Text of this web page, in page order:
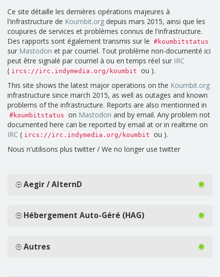
Ce site détaille les dernières opérations majeures à
l'infrastructure de Koumbit.org depuis mars 2015, ainsi que les
coupures de services et problèmes connus de l'infrastructure.
Des rapports sont également transmis sur le #koumbitstatus
sur Mastodon et par courriel. Tout problème non-documenté ici
peut être signalé par courriel à ou en temps réel sur IRC
( ircs://irc.indymedia.org/koumbit ou ).
This site shows the latest major operations on the Koumbit.org
infrastructure since march 2015, as well as outages and known
problems of the infrastructure. Reports are also mentionned in
#koumbitstatus on Mastodon and by email. Any problem not
documented here can be reported by email at or in realtime on
IRC ( ircs://irc.indymedia.org/koumbit ou ).
Nous n'utilisons plus twitter / We no longer use twitter
Aegir / AlternD
Hébergement Auto-Géré (HAG)
Autres